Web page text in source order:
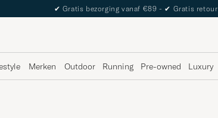
✔ Gratis bezorging vanaf €89 - ✔ Gratis retour
Merken Outdoor Running Pre-owned Luxury